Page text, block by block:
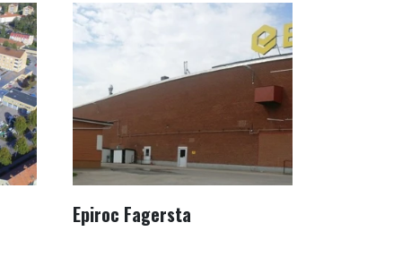
Epiroc Fagersta